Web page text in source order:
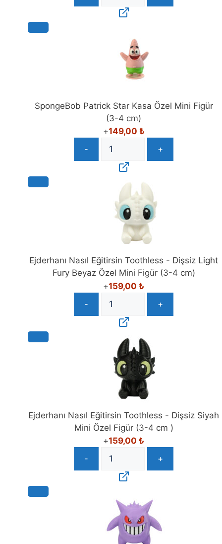
SpongeBob Patrick Star Kasa Özel Mini Figür
(3-4 cm)
+149,00 ₺
-
+
Ejderhanı Nasıl Eğitirsin Toothless - Dişsiz Light
Fury Beyaz Özel Mini Figür (3-4 cm)
+159,00 ₺
-
+
Ejderhanı Nasıl Eğitirsin Toothless - Dişsiz Siyah
Mini Özel Figür (3-4 cm )
+159,00 ₺
-
+